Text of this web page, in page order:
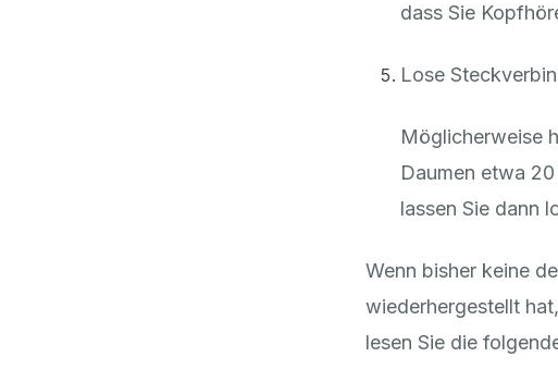
dass Sie
Lose
Möglicherweise
Daumen etwa
lassen Sie dann
Wenn bisher keine
wiederhergestellt
lesen Sie die